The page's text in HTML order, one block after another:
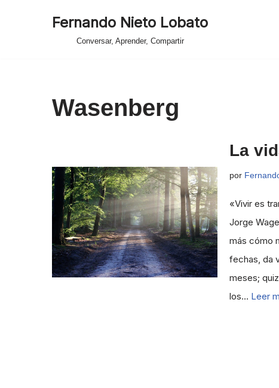
Fernando Nieto Lobato
Conversar, Aprender, Compartir
Wasenberg
La
por
«Vivir es
Jorge
más cómo
fechas, da
meses;
los… Leer